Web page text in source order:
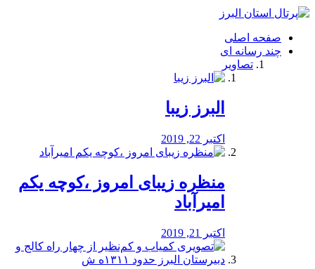
فصد
شرق
تهران
خشکشویی
صفحه اصلی
چند رسانه ای
تصاویر
البرز زیبا
اکتبر 22, 2019
منظره‌‌ زیبای امروز ،کوچه یکم
امیرآباد
اکتبر 21, 2019